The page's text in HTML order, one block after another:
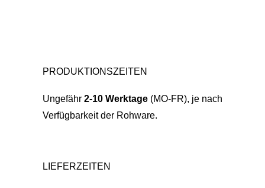
PRODUKTIONSZEITEN
Ungefähr 2-10 Werktage (MO-FR), je nach
Verfügbarkeit der Rohware.
LIEFERZEITEN